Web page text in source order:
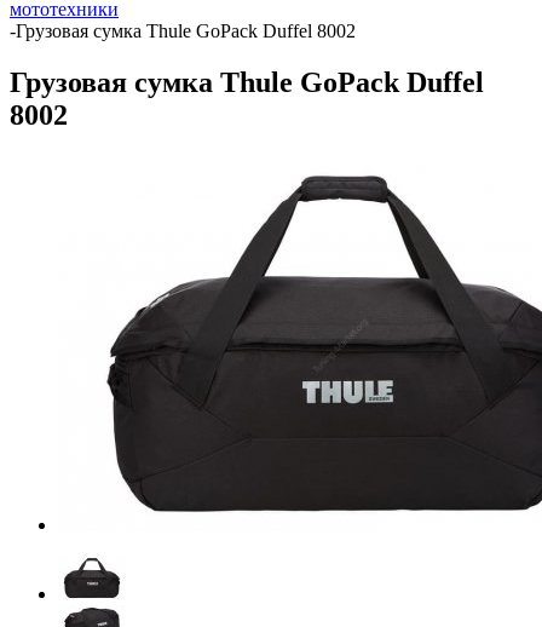
мототехники
-Грузовая сумка Thule GoPack Duffel 8002
Грузовая сумка Thule GoPack Duffel
8002